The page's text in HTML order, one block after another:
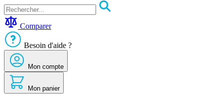
Visiophone
-
Sonnette
-
économie
d'énergie
Sécurité
Confort
de
Comparer
Besoin d'aide ?
Mon compte
Mon panier